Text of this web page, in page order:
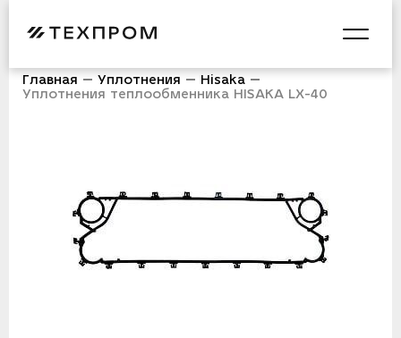
Главная Уплотнения
Hisaka
Уплотнения теплообменника HISAKA LX-40